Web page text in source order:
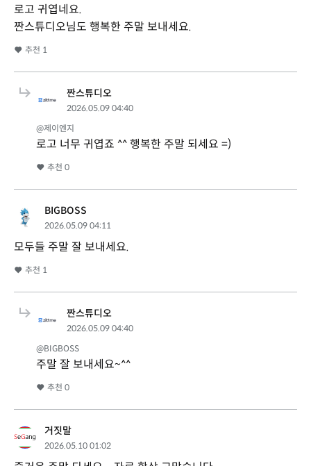
로고 귀엽네요.
짠스튜디오님도 행복한 주말 보내세요.
추천 1
짠스튜디오
2026.05.09 04:40
@제이엔지
로고 너무 귀엽죠 ^^ 행복한 주말 되세요 =)
추천 0
BIGBOSS
2026.05.09 04:11
모두들 주말 잘 보내세요.
추천 1
짠스튜디오
2026.05.09 04:40
@BIGBOSS
주말 잘 보내세요~^^
추천 0
거짓말
2026.05.10 01:02